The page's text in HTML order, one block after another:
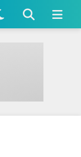
Desire 610主打女